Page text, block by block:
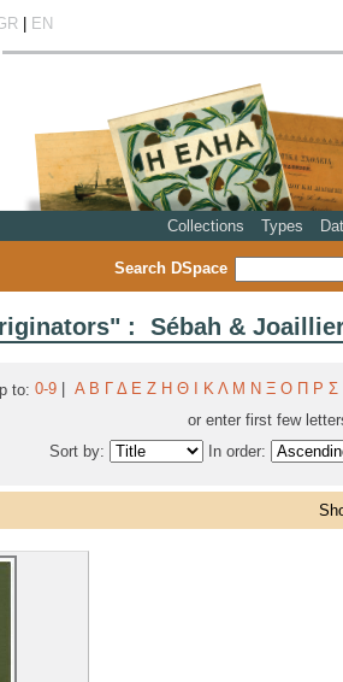
| EN
Collections Types
Search DSpace
: Sébah &
to: 0-9 Α Β Γ Δ Ε Ζ Η Θ Κ Λ Μ Ν Ξ Ο Π Ρ Σ
or enter first few
Sort by:
In order: